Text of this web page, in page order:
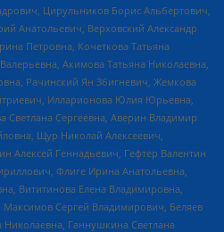
Цирульников Борис Альбертович,
Анатольевич, Верховский Александр
Петровна, Кочеткова Татьяна
Акимова Татьяна Николаевна,
Рачинский Ян Збигневич, Жемкова
Илларионова Юлия Юрьевна,
Светлана Сергеевна, Аверин Владимир
Щур Николай Алексеевич,
Геннадьевич, Гефтер Валентин
Флиге Ирина Анатольевна,
Вититинова Елена Владимировна,
Сергей Владимирович, Беляев
Ганнушкина Светлана